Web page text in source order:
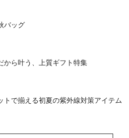
バッグ
から叶う、上質ギフト特集
トで揃える初夏の紫外線対策アイテム